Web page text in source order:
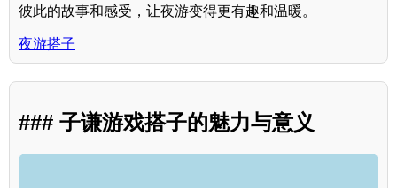
彼此的故事和感受，让夜游变得更有趣和温暖。
夜游搭子
### 子谦游戏搭子的魅力与意义